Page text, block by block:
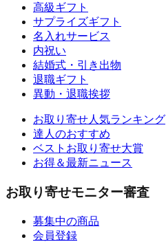
高級ギフト
サプライズギフト
名入れサービス
内祝い
結婚式・引き出物
退職ギフト
異動・退職挨拶
お取り寄せ人気ランキング
達人のおすすめ
ベストお取り寄せ大賞
お得＆最新ニュース
お取り寄せモニター審査
募集中の商品
会員登録